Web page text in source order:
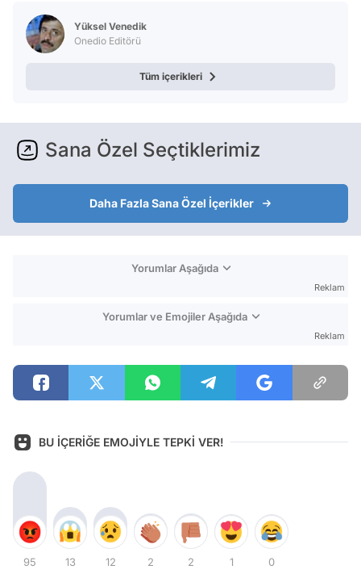
Yüksel Venedik
Onedio Editörü
Tüm içerikleri
Sana Özel Seçtiklerimiz
Daha Fazla Sana Özel İçerikler
Yorumlar Aşağıda
Reklam
Yorumlar ve Emojiler Aşağıda
Reklam
BU İÇERİĞE EMOJİYLE TEPKİ VER!
95 13 12 2 2 1 0